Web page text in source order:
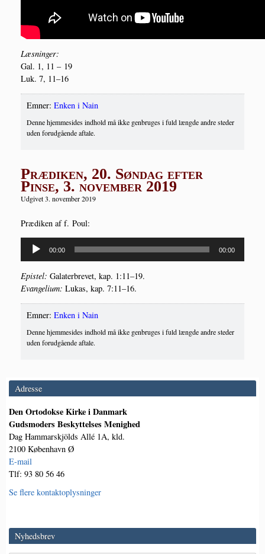
Læs­nin­ger:
Gal. 1, 11 – 19
Luk. 7, 11–16
Emner: Enken i Nain
Denne hjemmesides indhold må ikke genbruges i fuld længde andre steder
uden forudgående aftale.
Prædiken, 20. Søndag efter
Pinse, 3. november 2019
Udgivet 3. november 2019
Præ­di­ken af f. Poul:
Lydafspiller
00:00 00:00
Epi­stel: Gala­ter­bre­vet, kap. 1:11–19.
Evan­ge­li­um: Lukas, kap. 7:11–16.
Emner: Enken i Nain
Denne hjemmesides indhold må ikke genbruges i fuld længde andre steder
uden forudgående aftale.
Adresse
Den Ortodokse Kirke i Danmark
Gudsmoders Beskyttelses Menighed
Dag Hammarskjölds Allé 1A, kld.
2100 København Ø
E-mail
Tlf: 93 80 56 46
Se flere kontaktoplysninger
Nyhedsbrev